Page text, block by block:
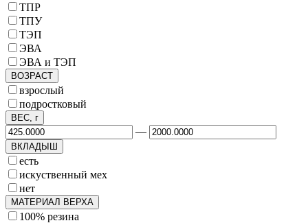
ТПР
ТПУ
ТЭП
ЭВА
ЭВА и ТЭП
ВОЗРАСТ
взрослый
подростковый
ВЕС, г
—
ВКЛАДЫШ
есть
искуственный мех
нет
МАТЕРИАЛ ВЕРХА
100% резина